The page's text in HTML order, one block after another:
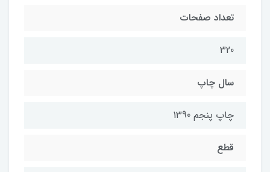
تعداد صفحات
320
سال چاپ
چاپ پنجم 1390
قطع